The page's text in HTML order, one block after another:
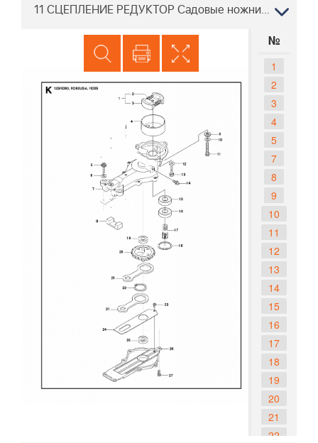
11 СЦЕПЛЕНИЕ РЕДУКТОР Садовые ножницы Хускварна 123 HD60 2010-02
№
1
2
3
4
5
7
8
9
10
11
12
13
14
15
16
17
18
19
20
21
22